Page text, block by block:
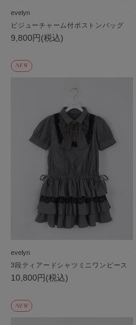
evelyn
ビジューチャーム付ボストンバッグ
9,800円(税込)
NEW
evelyn
3段ティアードシャツミニワンピース
10,800円(税込)
NEW